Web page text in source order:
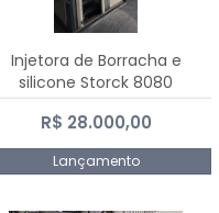
Injetora de Borracha e
silicone Storck 8080
R$ 28.000,00
Lançamento